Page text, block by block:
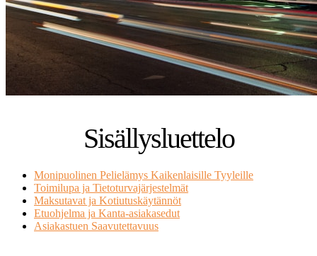
Sisällysluettelo
Monipuolinen Pelielämys Kaikenlaisille Tyyleille
Toimilupa ja Tietoturvajärjestelmät
Maksutavat ja Kotiutuskäytännöt
Etuohjelma ja Kanta-asiakasedut
Asiakastuen Saavutettavuus